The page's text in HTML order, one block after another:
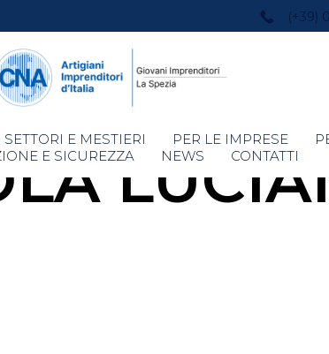
(+39)
Skip
to
SETTORI E MESTIERI PER LE IMPRESE
E SICUREZZA
NEWS CONTATTI